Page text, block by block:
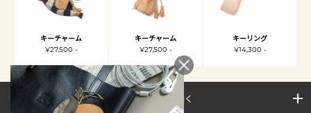
キーチャーム
¥27,500 -
キーチャーム
¥27,500 -
キーリング
¥14,300 -
サイトマップを開く